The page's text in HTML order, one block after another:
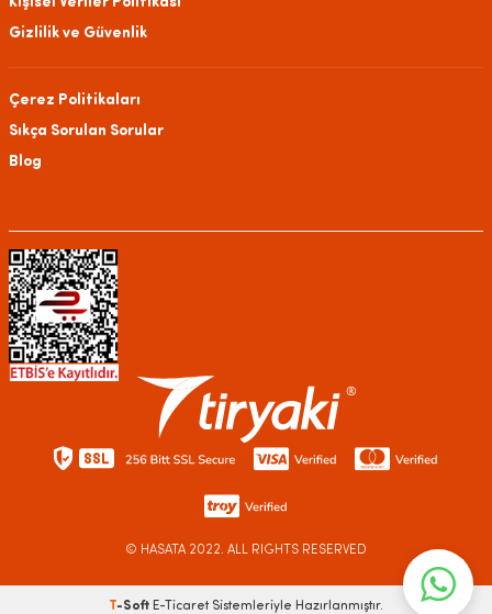
Gizlilik ve Güvenlik
Çerez Politikaları
Sıkça Sorulan Sorular
Blog
© HASATA 2022. ALL RIGHTS RESERVED
T-Soft E-Ticaret Sistemleriyle Hazırlanmıştır.